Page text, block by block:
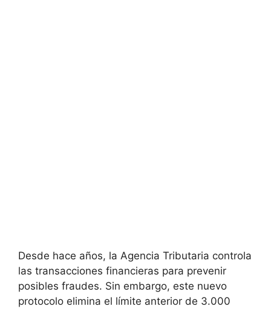
Desde hace años, la Agencia Tributaria controla
las transacciones financieras para prevenir
posibles fraudes. Sin embargo, este nuevo
protocolo elimina el límite anterior de 3.000